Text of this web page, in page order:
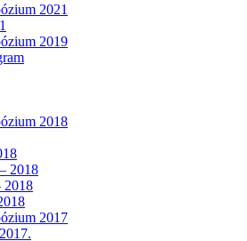
2021
2019
2018
2018
2018
2017